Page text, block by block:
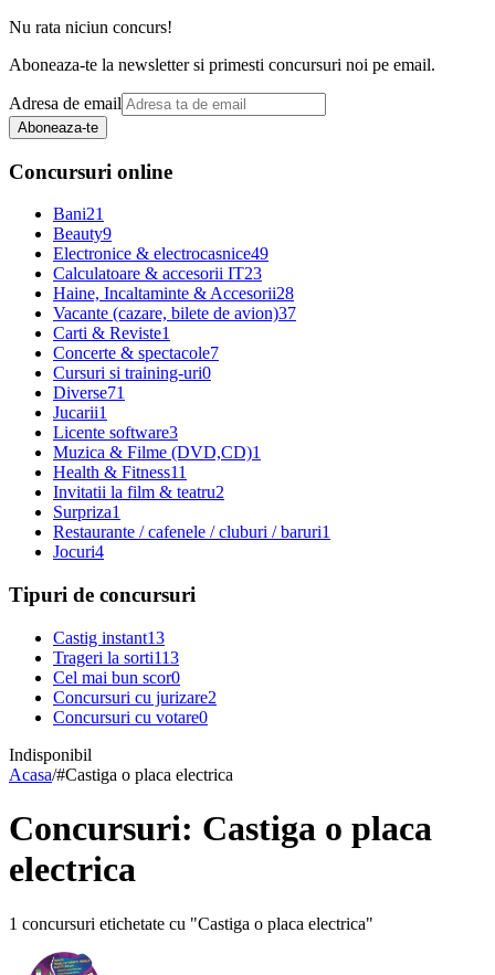
Nu rata niciun concurs!
Aboneaza-te la newsletter si primesti concursuri noi pe email.
Adresa de email
Aboneaza-te
Concursuri online
Bani21
Beauty9
Electronice & electrocasnice49
Calculatoare & accesorii IT23
Haine, Incaltaminte & Accesorii28
Vacante (cazare, bilete de avion)37
Carti & Reviste1
Concerte & spectacole7
Cursuri si training-uri0
Diverse71
Jucarii1
Licente software3
Muzica & Filme (DVD,CD)1
Health & Fitness11
Invitatii la film & teatru2
Surpriza1
Restaurante / cafenele / cluburi / baruri1
Jocuri4
Tipuri de concursuri
Castig instant13
Trageri la sorti113
Cel mai bun scor0
Concursuri cu jurizare2
Concursuri cu votare0
Indisponibil
Acasa/#Castiga o placa electrica
Concursuri: Castiga o placa
electrica
1 concursuri etichetate cu "Castiga o placa electrica"